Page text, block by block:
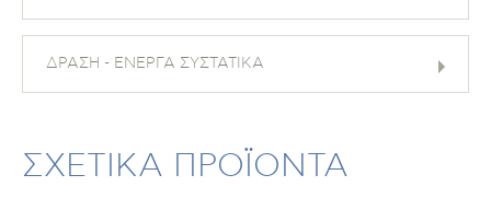
ΔΡΑΣΗ - ΕΝΕΡΓΑ ΣΥΣΤΑΤΙΚΑ
ΣΧΕΤΙΚΑ ΠΡΟΪΟΝΤΑ